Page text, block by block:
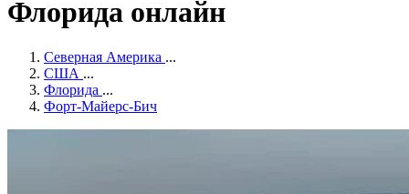
Флорида онлайн
Северная Америка ...
США ...
Флорида ...
Форт-Майерс-Бич